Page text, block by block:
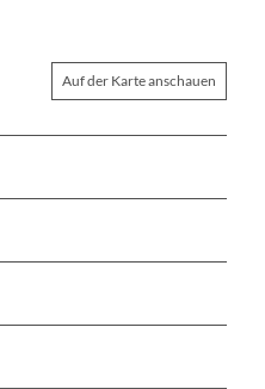
Auf der Karte anschauen